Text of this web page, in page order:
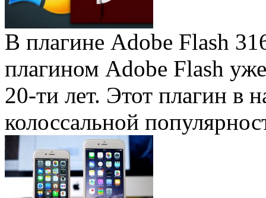
В плагине Adobe Flash
плагином Adobe Flash
20-ти лет. Этот плагин в
колоссальной